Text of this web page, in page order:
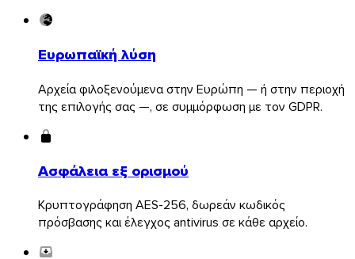
Ευρωπαϊκή λύση
Αρχεία φιλοξενούμενα στην Ευρώπη — ή στην περιοχή
της επιλογής σας —, σε συμμόρφωση με τον GDPR.
Ασφάλεια εξ ορισμού
Κρυπτογράφηση AES-256, δωρεάν κωδικός
πρόσβασης και έλεγχος antivirus σε κάθε αρχείο.